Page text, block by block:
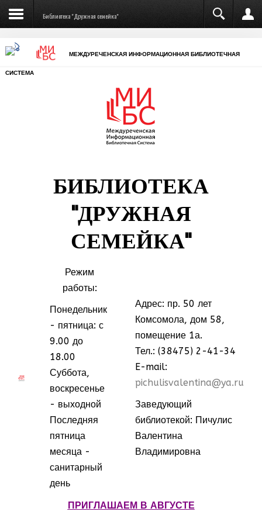
Библиотека "Дружная семейка"
МЕЖДУРЕЧЕНСКАЯ ИНФОРМАЦИОННАЯ БИБЛИОТЕЧНАЯ
СИСТЕМА
БИБЛИОТЕКА
"ДРУЖНАЯ
СЕМЕЙКА"
Режим
работы:
Понедельник
- пятница: с
9.00 до
18.00
Суббота,
воскресенье
- выходной
Последняя
пятница
месяца -
санитарный
день
Адрес: пр. 50 лет
Комсомола, дом 58,
помещение 1а.
Тел.: (38475) 2-41-34
E-mail:
pichulisvalentina@ya.ru
Заведующий
библиотекой: Пичулис
Валентина
Владимировна
ПРИГЛАШАЕМ В АВГУСТЕ